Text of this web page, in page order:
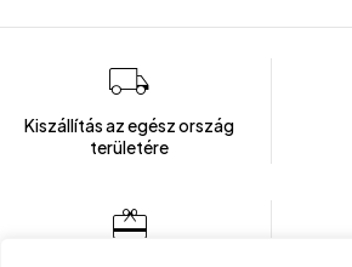
Kiszállítás az egész ország
területére